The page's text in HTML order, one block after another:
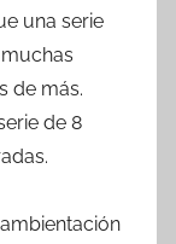
una serie
de más.
de 8